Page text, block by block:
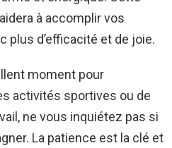
à accomplir vos
plus d’efficacité et de joie.
moment pour
activités sportives ou de
ne vous inquiétez pas si
La patience est la clé et